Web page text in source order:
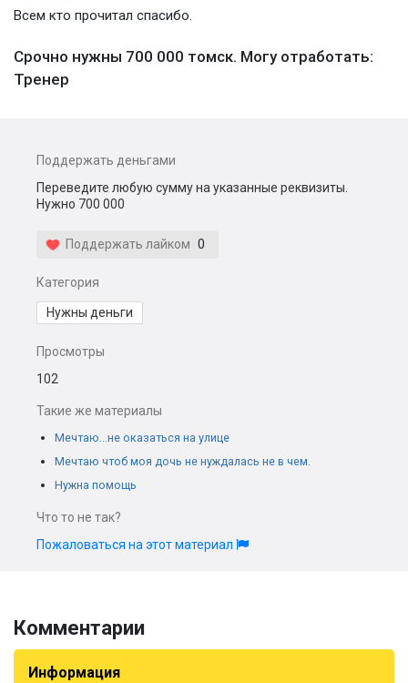
Всем кто прочитал спасибо.
Срочно нужны 700 000 томск. Могу отработать:
Тренер
Поддержать деньгами
Переведите любую сумму на указанные реквизиты.
Нужно 700 000
Поддержать лайком 0
Категория
Нужны деньги
Просмотры
102
Такие же материалы
Мечтаю...не оказаться на улице
Мечтаю чтоб моя дочь не нуждалась не в чем.
Нужна помощь
Что то не так?
Пожаловаться на этот материал
Комментарии
Информация